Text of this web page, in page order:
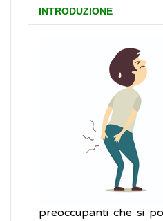
INTRODUZIONE
preoccupanti che si